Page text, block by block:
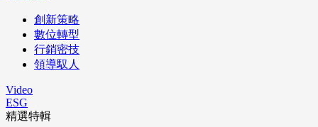
創新策略
數位轉型
行銷密技
領導馭人
Video
ESG
精選特輯